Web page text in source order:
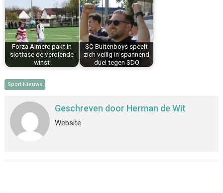
Forza Almere pakt in
slotfase de verdiende
winst
SC Buitenboys speelt
zich veilig in spannend
duel tegen SDO
Sport Nieuws
Geschreven door Herman de Wit
Website